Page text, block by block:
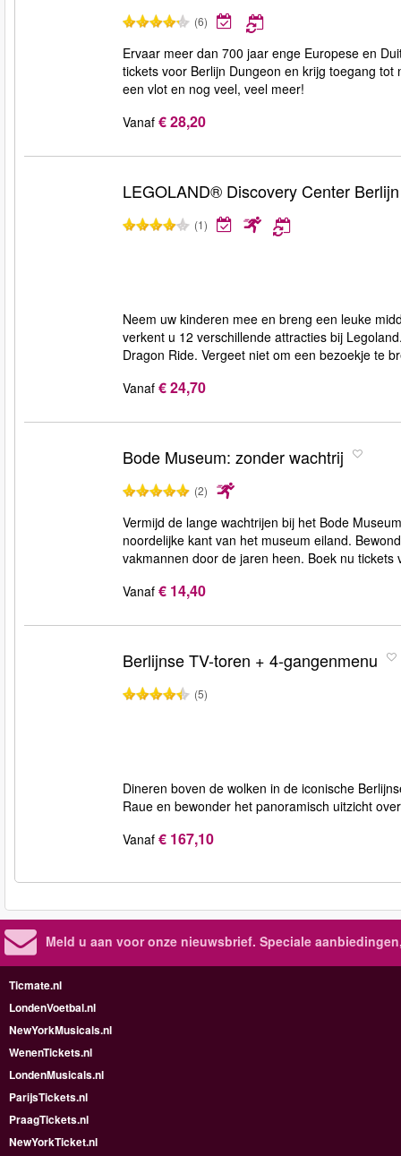
(6)
Ervaar meer dan 700 jaar enge Europese en
tickets voor Berlijn Dungeon en krijg toegang
een vlot en nog veel, veel meer!
Vanaf € 28,20
LEGOLAND® Discovery Center Berlijn
(1)
Neem uw kinderen mee en breng een leuke
verkent u 12 verschillende attracties bij
Dragon Ride. Vergeet niet om een bezoekje te
Vanaf € 24,70
Bode Museum: zonder wachtrij
(2)
Vermijd de lange wachtrijen bij het Bode
noordelijke kant van het museum eiland.
vakmannen door de jaren heen. Boek nu tickets
Vanaf € 14,40
Berlijnse TV-toren + 4-gangenmenu
(5)
Dineren boven de wolken in de iconische
Raue en bewonder het panoramisch uitzicht
Vanaf € 167,10
Meld u aan voor onze nieuwsbrief. Speciale
Ticmate.nl
LondenVoetbal.nl
NewYorkMusicals.nl
WenenTickets.nl
LondenMusicals.nl
ParijsTickets.nl
PraagTickets.nl
NewYorkTicket.nl